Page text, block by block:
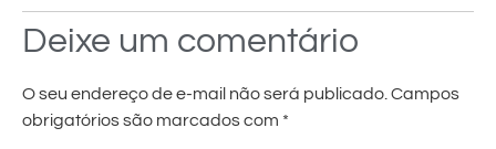
Deixe um comentário
O seu endereço de e-mail não será publicado. Campos
obrigatórios são marcados com *